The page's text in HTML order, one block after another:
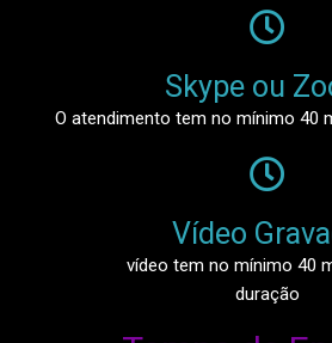
Skype ou
O atendimento tem no mínimo 40
Vídeo
vídeo tem no mínimo 40
duração